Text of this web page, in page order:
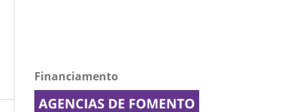
Financiamento